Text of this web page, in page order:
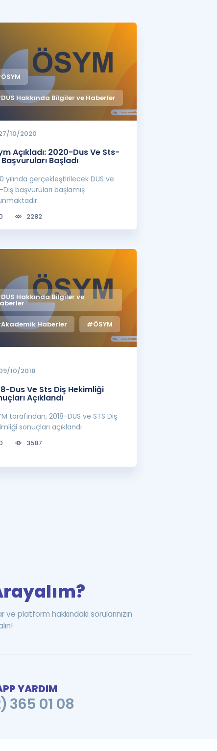
Fırsatlar
İlgili Haberler
Konu Anlatımı
Hakkında Bilgiler ve Haberler
10/2020
Açıkladı: 2020-Dus Ve Sts-
Başladı
yılında gerçekleştirilecek DUS ve
Diş başvuruları başlamış
2282
Hakkında Bilgiler ve
Haberler #ÖSYM
10/2018
Dus Ve Sts Diş Hekimliği
Açıklandı
tarafından, 2018-DUS ve STS Diş
sonuçları açıklandı
3587
platform hakkındaki sorularınızın
YARDIM
365 01 08